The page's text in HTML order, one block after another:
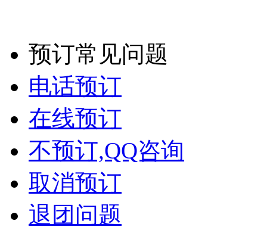
预订常见问题
电话预订
在线预订
不预订,QQ咨询
取消预订
退团问题